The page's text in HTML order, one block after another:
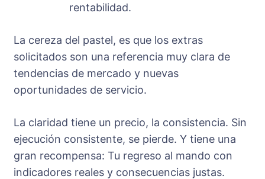
rentabilidad.
La cereza del pastel, es que los extras
solicitados son una referencia muy clara de
tendencias de mercado y nuevas
oportunidades de servicio.
La claridad tiene un precio, la consistencia. Sin
ejecución consistente, se pierde. Y tiene una
gran recompensa: Tu regreso al mando con
indicadores reales y consecuencias justas.